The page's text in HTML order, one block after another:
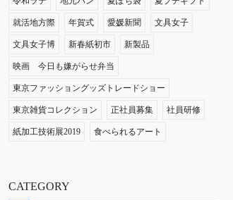
就活地方際 年賀式 愛媛新聞 文具女子
文具女子博 新春紙初市 新製品
映画 今日も嫌がらせ弁当
東京ファッショングッズトレードショー
東京雑貨コレクション 正社員募集 社員研修
紙加工技術展2019 食べられるアート
CATEGORY